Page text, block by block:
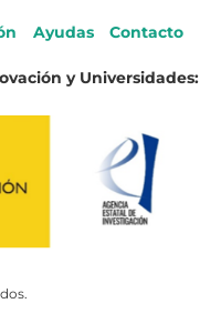
Ayudas Contacto
y Universidades: